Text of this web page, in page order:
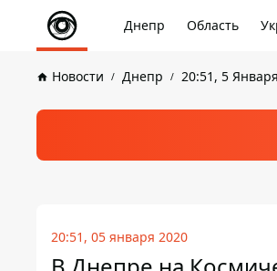
Днепр Область
Новости Днепр 20:51, 5
20:51, 05 января 2020